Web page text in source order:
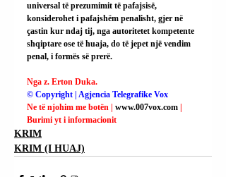
universal të prezumimit të pafajsisë,
konsiderohet i pafajshëm penalisht, gjer në
çastin kur ndaj tij, nga autoritetet kompetente
shqiptare ose të huaja, do të jepet një vendim
penal, i formës së prerë.
Nga z. Erton Duka.
© Copyright | Agjencia Telegrafike Vox
Ne të njohim me botën | www.007vox.com
Burimi yt i informacionit
KRIM
KRIM (I HUAJ)